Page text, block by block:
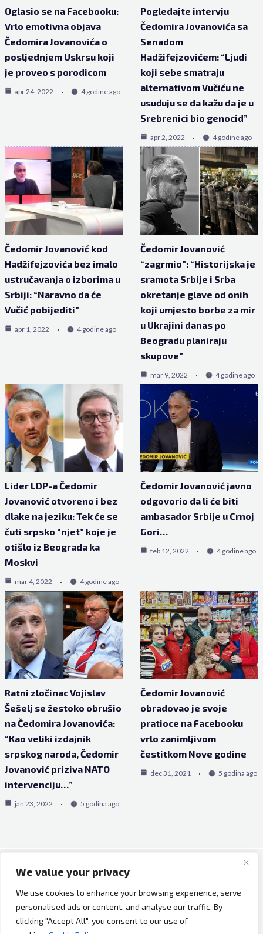
We value your privacy
We use cookies to enhance your browsing experience, serve
personalised ads or content, and analyse our traffic. By
clicking "Accept All", you consent to our use of
Oglasio se na Facebooku:
Vrlo emotivna objava
Čedomira Jovanovića o
posljednjem Uskrsu koji
je proveo s porodicom
apr 24, 2022 4 godine ago
Pogledajte intervju
Čedomira Jovanovića sa
Senadom
Hadžifejzovićem: “Ljudi
koji sebe smatraju
alternativom Vučiću ne
usuđuju se da kažu da je u
Srebrenici bio genocid”
apr 2, 2022 4 godine ago
Čedomir Jovanović kod
Hadžifejzovića bez imalo
ustručavanja o izborima u
Srbiji: “Naravno da će
Vučić pobijediti”
apr 1, 2022 4 godine ago
Čedomir Jovanović
“zagrmio”: “Historijska je
sramota Srbije i Srba
okretanje glave od onih
koji umjesto borbe za mir
u Ukrajini danas po
Beogradu planiraju
skupove”
mar 9, 2022 4 godine ago
Lider LDP-a Čedomir
Jovanović otvoreno i bez
dlake na jeziku: Tek će se
čuti srpsko “njet” koje je
otišlo iz Beograda ka
Moskvi
mar 4, 2022 4 godine ago
Čedomir Jovanović javno
odgovorio da li će biti
ambasador Srbije u Crnoj
Gori…
feb 12, 2022 4 godine ago
Ratni zločinac Vojislav
Šešelj se žestoko obrušio
na Čedomira Jovanovića:
“Kao veliki izdajnik
srpskog naroda, Čedomir
Jovanović priziva NATO
intervenciju…”
jan 23, 2022 5 godina ago
Čedomir Jovanović
obradovao je svoje
pratioce na Facebooku
vrlo zanimljivom
čestitkom Nove godine
dec 31, 2021 5 godina ago
Copyright © 2026 Bh Dijaspora.
O nama
Marketing
Uslovi korištenja